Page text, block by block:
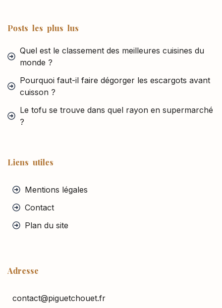
Posts les plus lus
Quel est le classement des meilleures cuisines du
monde ?
Pourquoi faut-il faire dégorger les escargots avant
cuisson ?
Le tofu se trouve dans quel rayon en supermarché
?
Liens utiles
Mentions légales
Contact
Plan du site
Adresse
contact@piguetchouet.fr